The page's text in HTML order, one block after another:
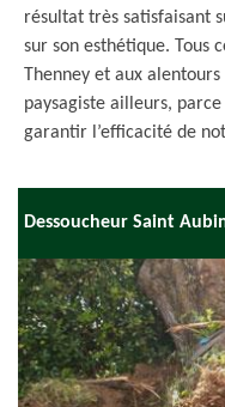
résultat très satisfaisant
sur son esthétique. Tous
Thenney et aux
paysagiste ailleurs,
garantir l’efficacité de
Dessoucheur Saint